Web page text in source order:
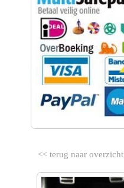
<< terug naar overzicht